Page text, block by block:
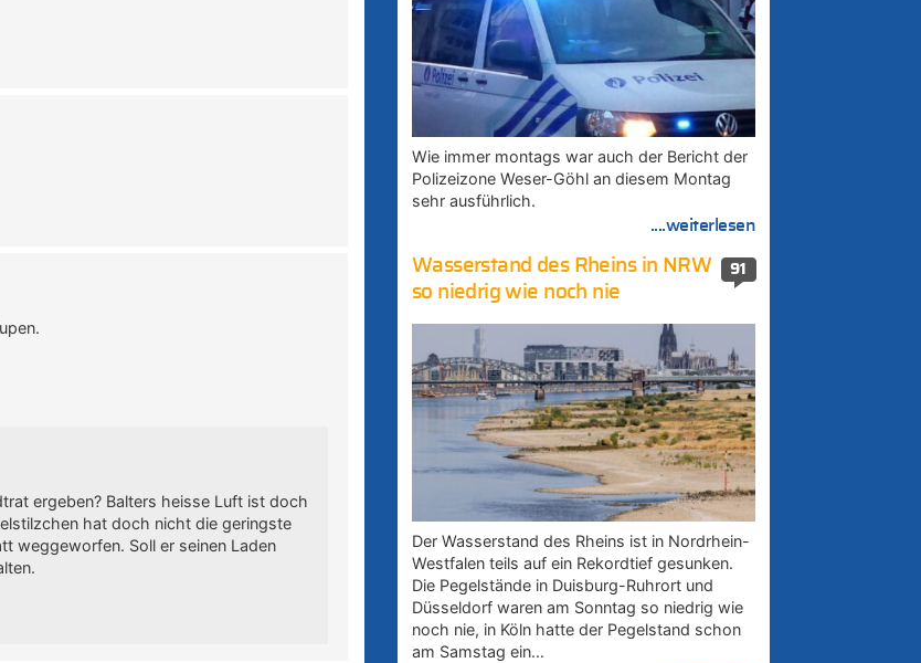
ergeben? Balters heisse Luft ist doch
hat doch nicht die geringste
weggeworfen. Soll er seinen Laden
Wie immer montags war auch der Bericht der
Polizeizone Weser-Göhl an diesem Montag
sehr ausführlich.
....weiterlesen
91
Wasserstand des Rheins in NRW
so niedrig wie noch nie
Der Wasserstand des Rheins ist in Nordrhein-
Westfalen teils auf ein Rekordtief gesunken.
Die Pegelstände in Duisburg-Ruhrort und
Düsseldorf waren am Sonntag so niedrig wie
noch nie, in Köln hatte der Pegelstand schon
am Samstag ein…